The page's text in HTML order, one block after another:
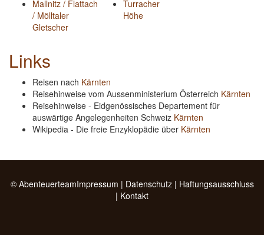
Mallnitz / Flattach
/ Mölltaler
Gletscher
Turracher
Höhe
Links
Reisen nach Kärnten
Reisehinweise vom Aussenministerium Österreich Kärnten
Reisehinweise - Eidgenössisches Departement für
auswärtige Angelegenheiten Schweiz Kärnten
Wikipedia - Die freie Enzyklopädie über Kärnten
© AbenteuerteamImpressum | Datenschutz| Haftungsausschluss
| Kontakt